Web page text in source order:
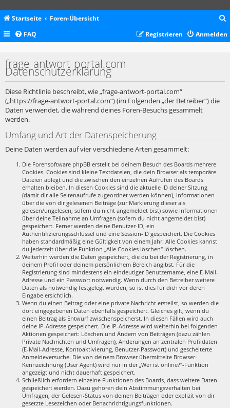
Startseite Foren-Übersicht
c
FAQ Anmelden
Registrieren
frage-antwort-portal.com -
Datenschutzerklärung
Diese Richtlinie beschreibt, wie „frage-antwort-portal.com“
(„https://frage-antwort-portal.com“) (im Folgenden „der Betreiber“) die
Daten verwendet, die während deines Foren-Besuchs gesammelt
werden.
Umfang und Art der Datenspeicherung
Deine Daten werden auf vier verschiedene Arten gesammelt:
Die Forensoftware phpBB erstellt bei deinem Besuch des Boards mehrere
Cookies. Cookies sind kleine Textdateien, die dein Browser als temporäre
Dateien ablegt und die zwischen den einzelnen Aufrufen des Boards
erhalten bleiben. In diesen Cookies sind die aktuelle ID deiner Sitzung
(damit dir alle Seitenaufrufe zugeordnet werden können), Informationen
über die von dir gelesenen Beiträge (zur Markierung dieser als
gelesen/ungelesen; sofern du nicht angemeldet bist) sowie Informationen
über deine Teilnahme an Umfragen (sofern du nicht angemeldet bist)
gespeichert. Ferner werden deine Benutzer-ID, ein
Authentifizierungsschlüssel und eine Session-ID gespeichert. Die Cookies
haben standardmäßig eine Gültigkeit von einem Jahr. Alle Cookies kannst
du jederzeit über die Funktion „Alle Cookies löschen“ löschen.
Weiterhin werden die Daten gespeichert, die du bei der Registrierung, in
deinem Profil oder deinem persönlichem Bereich angibst. Für die
Registrierung sind mindestens ein eindeutiger Benutzername, eine E-Mail-
Adresse und ein Passwort notwendig. Wenn durch den Betreiber weitere
Daten als notwendig festgelegt wurden, so ist dies für dich vor deren
Eingabe ersichtlich.
Wenn du einen Beitrag oder eine private Nachricht erstellst, so werden die
dort eingegebenen Daten ebenfalls gespeichert. Gleiches gilt, wenn du
einen Beitrag als Entwurf zwischenspeicherst. In diesen Fällen wird auch
deine IP-Adresse gespeichert. Die IP-Adresse wird weiterhin bei folgenden
Aktionen gespeichert: Löschen und Ändern von Beiträgen (dazu zählen
Private Nachrichten und Umfragen), Änderungen an zentralen Profildaten
(E-Mail-Adresse, Kontoaktivierung, Benutzer-Passwort) und gescheiterte
Anmeldeversuche. Die von deinem Browser übermittelte Browser-
Kennzeichnung (User Agent) wird nur in der „Wer ist online?“-Funktion
angezeigt und nicht dauerhaft gespeichert.
Schließlich erfordern einzelne Funktionen des Boards, dass weitere Daten
gespeichert werden. Dazu gehören dein Abstimmungsverhalten bei
Umfragen, der Gelesen-Status von deinen Beiträgen oder explizit von dir
gesetzte Lesezeichen oder Benachrichtigungsfunktionen.